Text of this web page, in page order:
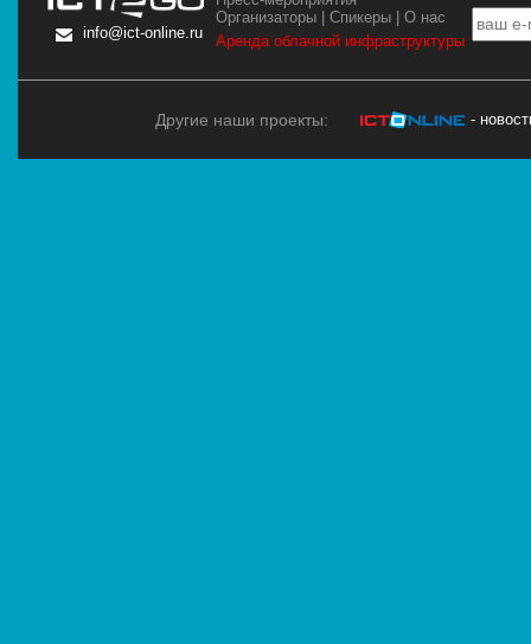
info@ict-online.ru
Организаторы |Спикеры |О нас
Аренда облачной инфраструктуры
Другие наши проекты: -